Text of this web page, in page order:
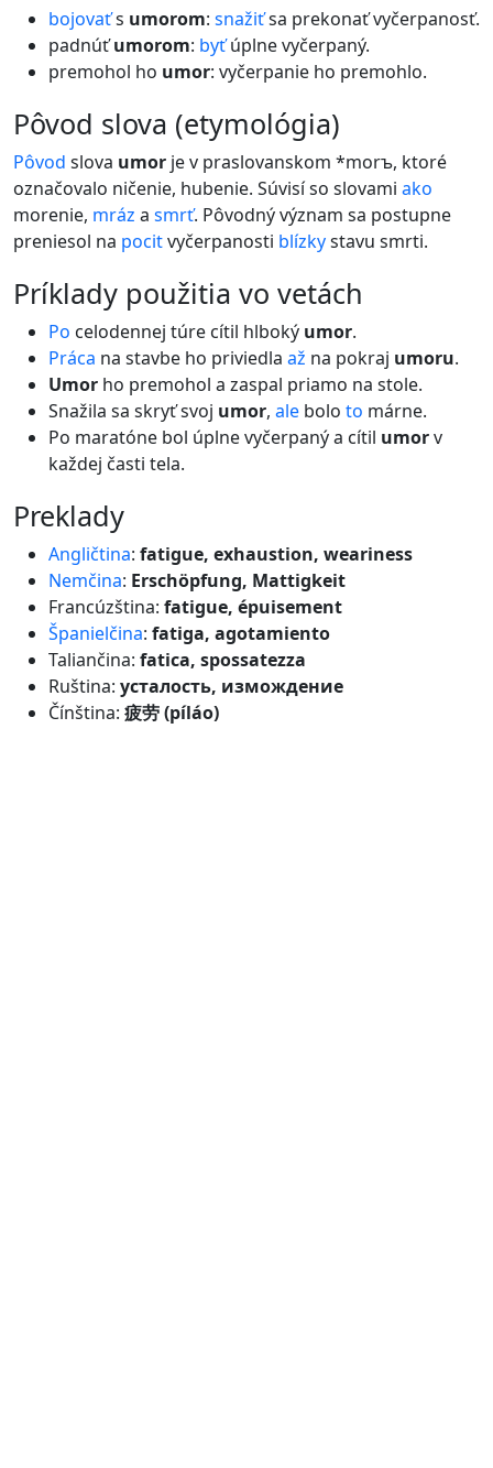
bojovaťs umorom: snažiťsa prekonať vyčerpanosť.
padnúťumorom: byťúplne vyčerpaný.
premohol ho umor: vyčerpanie ho premohlo.
pôvod slova (etymológia)
Pôvod slova umor je v praslovanskom *morъ, ktoré
označovalo ničenie, hubenie. Súvisí so slovami ako
morenie, mráz a smrť. Pôvodný význam sa postupne
preniesol na pocitvyčerpanosti blízkystavu smrti.
príklady použitia vo vetách
Po celodennej túre cítil hlboký umor.
Práca na stavbe ho priviedla až na pokraj umoru.
Umor ho premohol a zaspal priamo na stole.
Snažila sa skryť svoj umor, ale bolo to márne.
Po maratóne bol úplne vyčerpaný a cítil umorv
každej časti tela.
preklady
Angličtina: fatigue, exhaustion, weariness
Nemčina: Erschöpfung, Mattigkeit
Francúzština: fatigue, épuisement
Španielčina: fatiga, agotamiento
Taliančina: fatica, spossatezza
Ruština: усталость, измождение
Čínština: 疲劳 (píláo)